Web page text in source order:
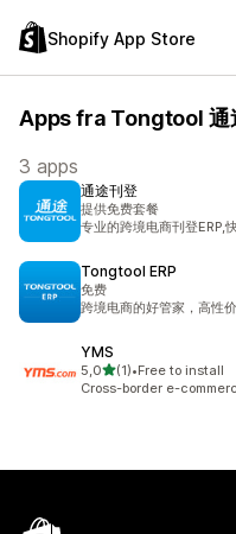
Shopify App Store
Apps fra Tongtool 通
3 apps
通途刊登
提供免费套餐
专业的跨境电商刊登ERP,
Tongtool ERP
免费
跨境电商的好管家，高性
YMS
5,0ud af 5 stjerner
(1)
1 anmeldelser i alt
•Free to install
Cross-border e-